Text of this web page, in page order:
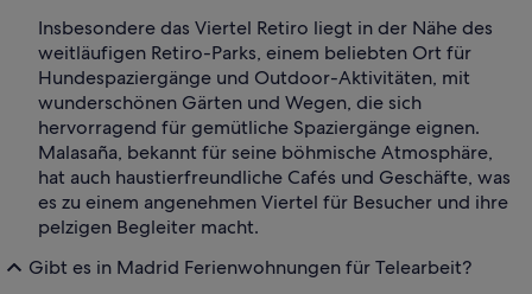
Insbesondere das Viertel Retiro liegt in der Nähe des
weitläufigen Retiro-Parks, einem beliebten Ort für
Hundespaziergänge und Outdoor-Aktivitäten, mit
wunderschönen Gärten und Wegen, die sich
hervorragend für gemütliche Spaziergänge eignen.
Malasaña, bekannt für seine böhmische Atmosphäre,
hat auch haustierfreundliche Cafés und Geschäfte, was
es zu einem angenehmen Viertel für Besucher und ihre
pelzigen Begleiter macht.
Gibt es in Madrid Ferienwohnungen für Telearbeit?